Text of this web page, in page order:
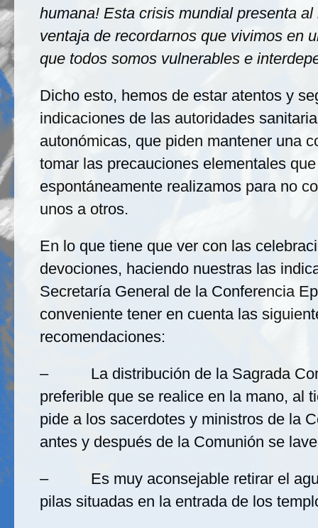
humana! Esta crisis mundial presenta al
ventaja de recordarnos que vivimos en
que todos somos vulnerables e
Dicho esto, hemos de estar atentos y
indicaciones de las autoridades
autonómicas, que piden mantener una
tomar las precauciones elementales que
espontáneamente realizamos para no
unos a otros.
En lo que tiene que ver con las
devociones, haciendo nuestras las
Secretaría General de la Conferencia
conveniente tener en cuenta las
recomendaciones:
– La distribución de la Sagrada
preferible que se realice en la mano, al
pide a los sacerdotes y ministros de la
antes y después de la Comunión se
– Es muy aconsejable retirar el
pilas situadas en la entrada de los